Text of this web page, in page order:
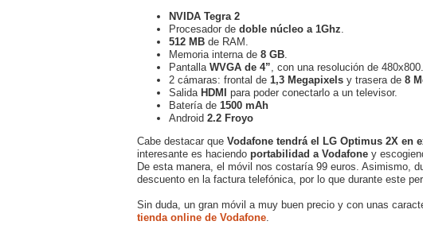
NVIDA Tegra 2
Procesador de doble núcleo a 1Ghz
512 MB de RAM.
Memoria interna de 8 GB
Pantalla WVGA de 4” , con una resolución de 480x800.
2 cámaras: frontal de 1,3 Megapixels y trasera de 8
Salida HDMI para poder conectarlo a un televisor.
Batería de 1500 mAh
Android 2.2 Froyo
Cabe destacar que Vodafone tendrá el LG Optimus 2X en
interesante es haciendo portabilidad a Vodafone y
De esta manera, el móvil nos costaría 99 euros. Asimismo,
descuento en la factura telefónica, por lo que durante este
Sin duda, un gran móvil a muy buen precio y con unas
tienda online de Vodafone